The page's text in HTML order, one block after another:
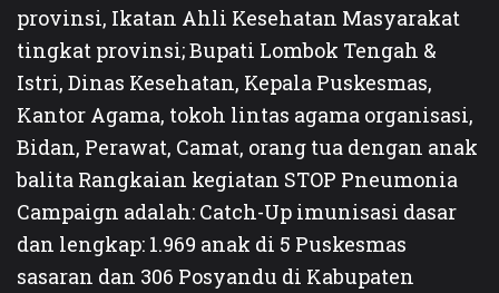
provinsi, Ikatan Ahli Kesehatan Masyarakat
tingkat provinsi; Bupati Lombok Tengah &
Istri, Dinas Kesehatan, Kepala Puskesmas,
Kantor Agama, tokoh lintas agama organisasi,
Bidan, Perawat, Camat, orang tua dengan anak
balita Rangkaian kegiatan STOP Pneumonia
Campaign adalah: Catch-Up imunisasi dasar
dan lengkap: 1.969 anak di 5 Puskesmas
sasaran dan 306 Posyandu di Kabupaten